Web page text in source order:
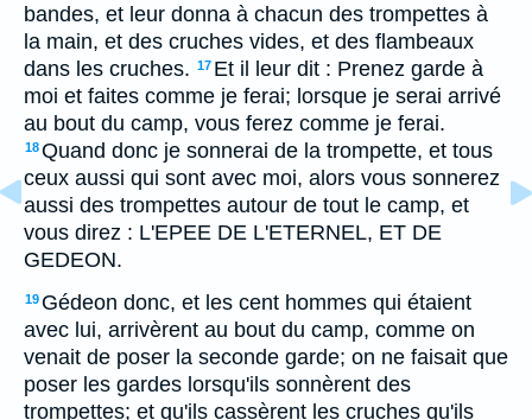
bandes, et leur donna à chacun des trompettes à
la main, et des cruches vides, et des flambeaux
dans les cruches. 17 Et il leur dit : Prenez garde à
moi et faites comme je ferai; lorsque je serai arrivé
au bout du camp, vous ferez comme je ferai.
18Quand donc je sonnerai de la trompette, et tous
ceux aussi qui sont avec moi, alors vous sonnerez
aussi des trompettes autour de tout le camp, et
vous direz : L'EPEE DE L'ETERNEL, ET DE
GEDEON.
19 Gédeon donc, et les cent hommes qui étaient
avec lui, arrivèrent au bout du camp, comme on
venait de poser la seconde garde; on ne faisait que
poser les gardes lorsqu'ils sonnèrent des
trompettes; et qu'ils cassèrent les cruches qu'ils